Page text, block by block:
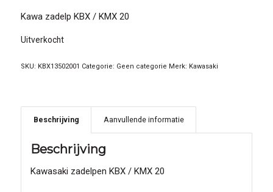
Kawa zadelp KBX / KMX 20
Uitverkocht
SKU: KBX13502001 Categorie: Geen categorie Merk: Kawasaki
Beschrijving Aanvullende informatie
Beschrijving
Kawasaki zadelpen KBX / KMX 20